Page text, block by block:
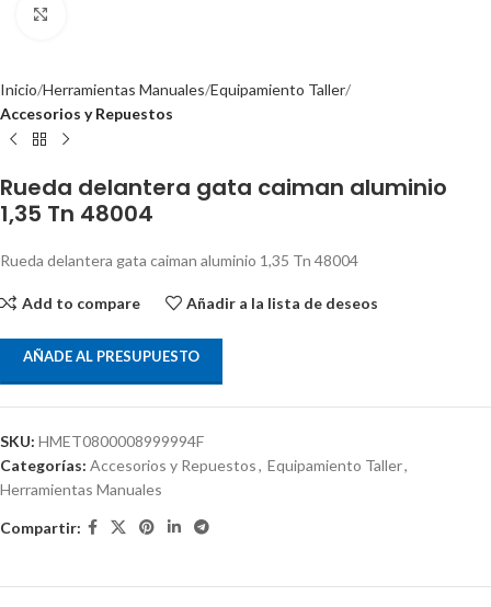
Inicio Herramientas Manuales Equipamiento Taller
Accesorios y Repuestos
Rueda delantera gata caiman aluminio
1,35 Tn 48004
Rueda delantera gata caiman aluminio 1,35 Tn 48004
Add to compare Añadir a la lista de deseos
AÑADE AL PRESUPUESTO
SKU: HMET0800008999994F
Categorías: Accesorios y Repuestos, Equipamiento Taller,
Herramientas Manuales
Compartir: